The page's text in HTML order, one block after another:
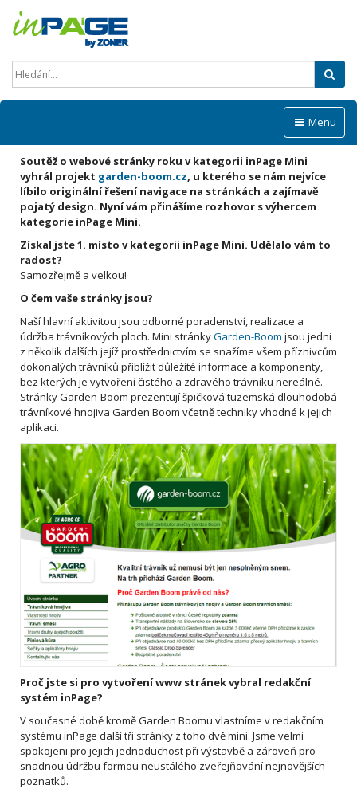
Menu
Soutěž o webové stránky roku v kategorii inPage Mini
vyhrál projekt garden-boom.cz, u kterého se nám nejvíce
líbilo originální řešení navigace na stránkách a zajímavě
pojatý design. Nyní vám přinášíme rozhovor s výhercem
kategorie inPage Mini.
Získal jste 1. místo v kategorii inPage Mini. Udělalo vám to
radost?
Samozřejmě a velkou!
O čem vaše stránky jsou?
Naší hlavní aktivitou jsou odborné poradenství, realizace a
údržba trávníkových ploch. Mini stránkyGarden-Boom jsou jedni
z několik dalších jejíž prostřednictvím se snažíme všem příznivcům
dokonalých trávníků přiblížit důležité informace a komponenty,
bez kterých je vytvoření čistého a zdravého trávníku nereálné.
Stránky Garden-Boom prezentují špičková tuzemská dlouhodobá
trávníkové hnojiva Garden Boom včetně techniky vhodné k jejich
aplikaci.
Proč jste si pro vytvoření www stránek vybral redakční
systém inPage?
V současné době kromě Garden Boomu vlastníme v redakčním
systému inPage další tři stránky z toho dvě mini. Jsme velmi
spokojeni pro jejich jednoduchost při výstavbě a zároveň pro
snadnou údržbu formou neustálého zveřejňování nejnovějších
poznatků.